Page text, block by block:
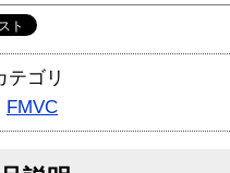
テゴリ
FMVC